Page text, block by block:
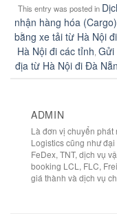
This entry was posted in
nhận hàng hóa (Cargo)
bằng xe tải từ Hà Nội
Hà Nội đi các tỉnh Gửi
địa từ Hà Nội đi Đà
ADMIN
Là đơn vị chuyển
Logistics cũng như đại
FeDex, TNT, dịch vụ
booking LCL, FLC,
giá thành và dịch vụ